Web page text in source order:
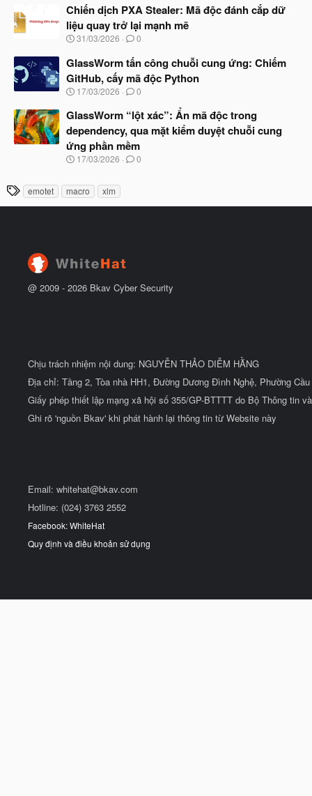
đ
ầ
u
à
b
ắ
đ
ầ
u
Chiến dịch PXA Stealer: Mã độc đánh cắp dữ
liệu quay trở lại mạnh mẽ
N
à
y
b
ắ
đ
ầ
u
31/03/2026 0
GlassWorm tấn công chuỗi cung ứng: Chiếm
GitHub, cấy mã độc Python
N
à
b
ắ
t
u
17/03/2026 0
GlassWorm “lột xác”: Ẩn mã độc trong
dependency, qua mặt kiểm duyệt chuỗi cung
ứng phần mềm
N
y
u
17/03/2026 0
T
h
emotet macro xlm
@ 2009 - 2026 Bkav Cyber Security
Chịu trách nhiệm nội dung: NGUYỄN THẢO DIỄM HẰNG
Địa chỉ: Tầng 2, Tòa nhà HH1, Đường Dương Đình Nghệ, Phường
Giấy phép thiết lập mạng xã hội số 355/GP-BTTTT do Bộ Thông tin
Ghi rõ 'nguồn Bkav' khi phát hành lại thông tin từ Website này
Email: whitehat@bkav.com
Hotline: (024) 3763 2552
Facebook: WhiteHat
Quy định và điều khoản sử dụng